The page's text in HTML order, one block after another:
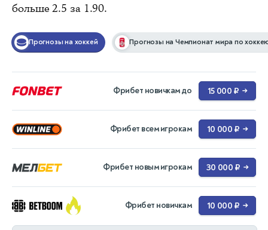
больше 2.5 за 1.90.
Прогнозы на хоккей Прогнозы на Чемпионат мира по
Фрибет новичкам до 15 000 ₽ →
Фрибет всем игрокам 10 000 ₽ →
Фрибет новым игрокам 30 000 ₽ →
Фрибет новичкам 10 000 ₽ →